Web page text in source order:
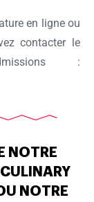
en ligne ou
contacter le
:
NOTRE
NOTRE